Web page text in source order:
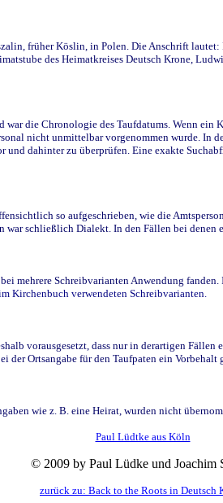
früher Köslin, in Polen. Die Anschrift
des Heimatkreises Deutsch Krone,
die Chronologie des Taufdatums. Wenn
nicht unmittelbar vorgenommen wurde. In
dahinter zu überprüfen. Eine exakte
so aufgeschrieben, wie die
schließlich Dialekt. In den Fällen bei
mehrere Schreibvarianten Anwendung
Kirchenbuch verwendeten Schreibvarianten.
vorausgesetzt, dass nur in derartigen
Ortsangabe für den Taufpaten ein
wie z. B. eine Heirat, wurden nicht
Paul Lüdtke aus Köln
© 2009 by Paul Lüdke und Joachim
zurück zu: Back to the Roots in Deutsch